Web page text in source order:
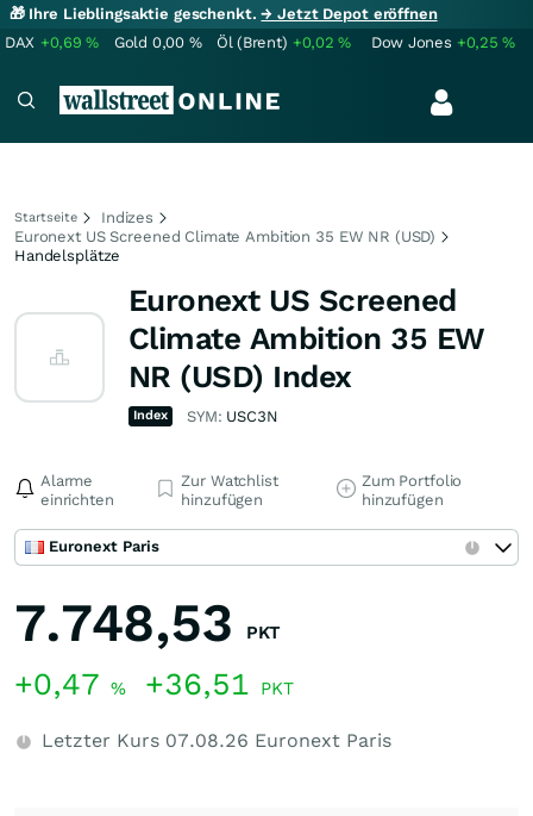
🎁 Ihre Lieblingsaktie geschenkt.→ Jetzt Depot eröffnen
DAX +0,69% Gold 0,00 % Öl (Brent) +0,02% Dow Jones +0,25%
Startseite
Indizes
Euronext US Screened Climate Ambition 35 EW NR (USD)
Handelsplätze
Euronext US Screened
Climate Ambition 35 EW
NR (USD) Index
Index SYM: USC3N
Alarme
einrichten
Zur Watchlist
hinzufügen
Zum Portfolio
hinzufügen
Euronext Paris
7.748,53 PKT
+0,47 % +36,51 PKT
Letzter Kurs 07.08.26 Euronext Paris